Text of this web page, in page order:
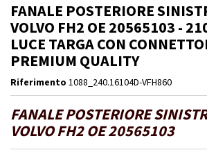
FANALE POSTERIORE
VOLVO FH2 OE 20565103 -
LUCE TARGA CON
PREMIUM QUALITY
Riferimento 1088_240.16104D-VFH860
FANALE POSTERIORE
VOLVO FH2 OE 20565103